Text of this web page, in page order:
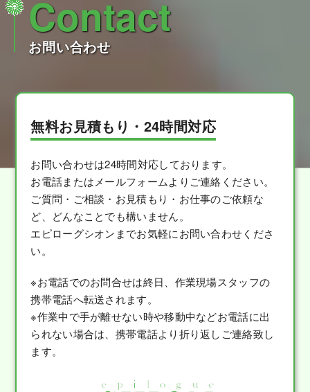
Contact
お問い合わせ
無料お見積もり・24時間対応
お問い合わせは24時間対応しております。
お電話またはメールフォームよりご連絡ください。
ご質問・ご相談・お見積もり・お仕事のご依頼な
ど、どんなことでも構いません。
エピローグシオンまでお気軽にお問い合わせくださ
い。
※お電話でのお問合せは終日、作業現場スタッフの
携帯電話へ転送されます。
※作業中で手が離せない時や移動中などお電話に出
られない場合は、携帯電話より折り返しご連絡致し
ます。